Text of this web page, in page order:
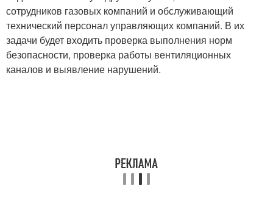
сотрудников газовых компаний и обслуживающий
технический персонал управляющих компаний. В их
задачи будет входить проверка выполнения норм
безопасности, проверка работы вентиляционных
каналов и выявление нарушений.